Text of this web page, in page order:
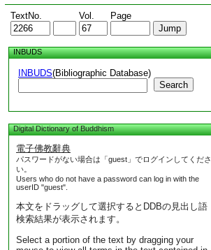
TextNo. Vol. Page
INBUDS
INBUDS(Bibliographic Database)
Search
Digital Dictionary of Buddhism
電子佛教辭典
パスワードがない場合は「guest」でログインしてくださ
い。
Users who do not have a password can log in with the
userID "guest".
本文をドラッグして選択するとDDBの見出し語
検索結果が表示されます。
Select a portion of the text by dragging your